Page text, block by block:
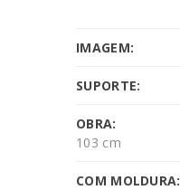
IMAGEM:
SUPORTE:
OBRA:
103 cm
COM MOLDURA: